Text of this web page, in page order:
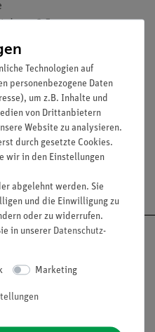
2,5 mm
x 30
0,02 Ohm
Technologien auf
personenbezogene Daten
um z.B. Inhalte und
von Drittanbietern
Website zu analysieren.
durch gesetzte Cookies.
wir in den Einstellungen
abgelehnt werden. Sie
und die Einwilligung zu
oder zu widerrufen.
in unserer Daten­schutz­
Marketing